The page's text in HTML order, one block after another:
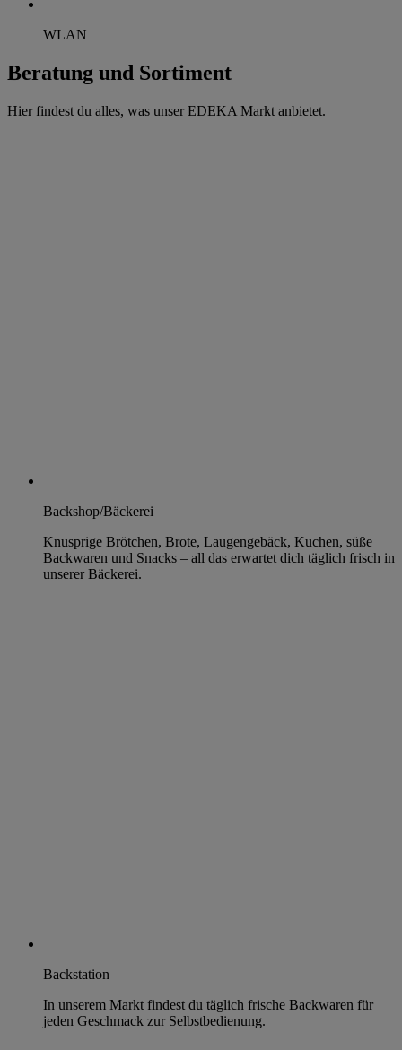
WLAN
Beratung und Sortiment
Hier findest du alles, was unser EDEKA Markt anbietet.
Backshop/Bäckerei
Knusprige Brötchen, Brote, Laugengebäck, Kuchen, süße
Backwaren und Snacks – all das erwartet dich täglich frisch in
unserer Bäckerei.
Backstation
In unserem Markt findest du täglich frische Backwaren für
jeden Geschmack zur Selbstbedienung.